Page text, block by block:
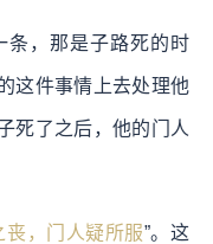
条，那是子路死的时
这件事情上去处理他
死了之后，他的门人
丧，门人疑所服”。这